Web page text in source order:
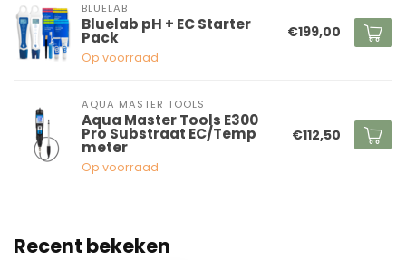
BLUELAB
Bluelab pH + EC Starter
Pack
Op voorraad
€199,00
AQUA MASTER TOOLS
Aqua Master Tools E300
Pro Substraat EC/Temp
meter
Op voorraad
€112,50
Recent bekeken